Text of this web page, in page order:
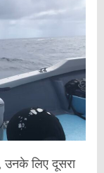
उनके लिए दूसरा